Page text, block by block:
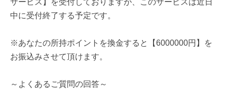
中に受付終了する予定です。
※あなたの所持ポイントを換金すると【6000000円】を
お振込みさせて頂けます。
～よくあるご質問の回答～